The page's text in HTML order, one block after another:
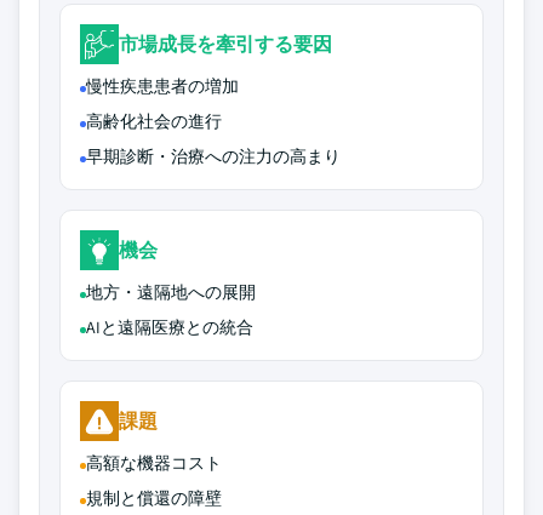
市場成長を牽引する要因
慢性疾患患者の増加
高齢化社会の進行
早期診断・治療への注力の高まり
機会
地方・遠隔地への展開
AIと遠隔医療との統合
課題
高額な機器コスト
規制と償還の障壁